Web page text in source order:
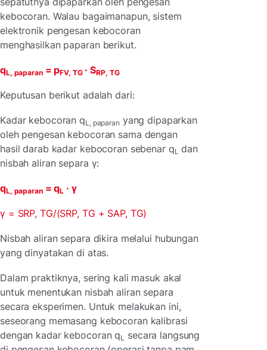
kebocoran. Walau bagaimanapun, sistem
elektronik pengesan kebocoran
menghasilkan paparan berikut.
qL, paparan= pFV, TG· SRP, TG
Keputusan berikut adalah dari:
Kadar kebocoran qL, paparan yang dipaparkan
oleh pengesan kebocoran sama dengan
hasil darab kadar kebocoran sebenar qL dan
nisbah aliran separa γ:
qL, paparan= qL · γ
γ = SRP, TG/(SRP, TG + SAP, TG)
Nisbah aliran separa dikira melalui hubungan
yang dinyatakan di atas.
Dalam praktiknya, sering kali masuk akal
untuk menentukan nisbah aliran separa
secara eksperimen. Untuk melakukan ini,
seseorang memasang kebocoran kalibrasi
dengan kadar kebocoran qL secara langsung